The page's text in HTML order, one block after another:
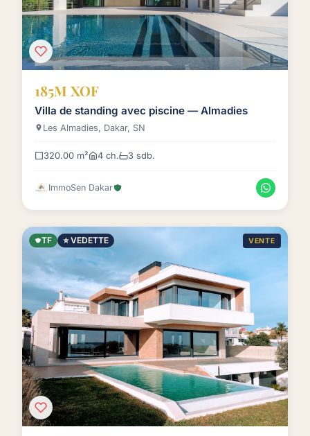
185M XOF
Villa de standing avec piscine — Almadies
Les Almadies, Dakar, SN
320.00 m² 4 ch. 3 sdb.
ImmoSen Dakar
TF ⭐ VEDETTE VENTE